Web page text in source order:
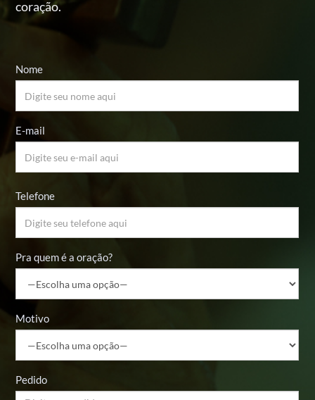
coração.
Nome
E-mail
Telefone
Pra quem é a oração?
Motivo
Pedido